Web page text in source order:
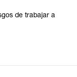
de trabajar a